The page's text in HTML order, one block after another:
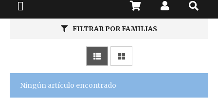
FILTRAR POR FAMILIAS
Ningún artículo encontrado